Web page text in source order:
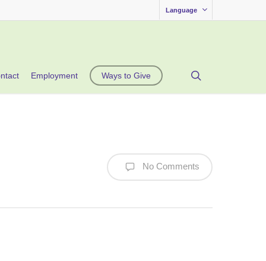
Language
Employment Ways to Give
No Comments